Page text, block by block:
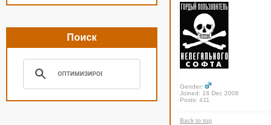
Поиск
Gender:
Joined: 16 Dec 2008
Posts: 411
Back to top